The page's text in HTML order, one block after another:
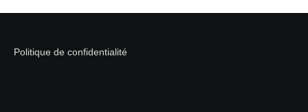
Politique de confidentialité